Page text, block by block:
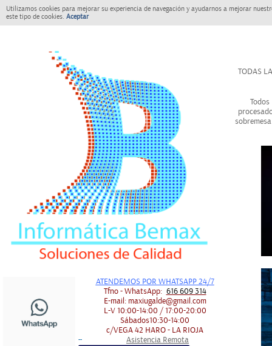
Utilizamos cookies para mejorar su experiencia de navegación y ayudarnos a mejorar
este tipo de cookies. Aceptar
ATENDEMOS POR WHATSAPP 24/7
Tfno - WhatsApp: 616 609 314
E-mail:maxiugalde@gmail.com
L-V10:00-14:00 / 17:00-20:00
Sábados10:30-14:00
c/VEGA 42 HARO - LA RIOJA
-- Asistencia Remota
TODAS